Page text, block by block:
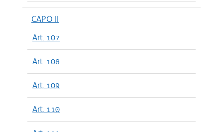
CAPO II
Art. 107
Art. 108
Art. 109
Art. 110